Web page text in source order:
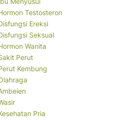
Testosteron
Ereksi
Seksual
Wanita
Perut
Kembung
Pria